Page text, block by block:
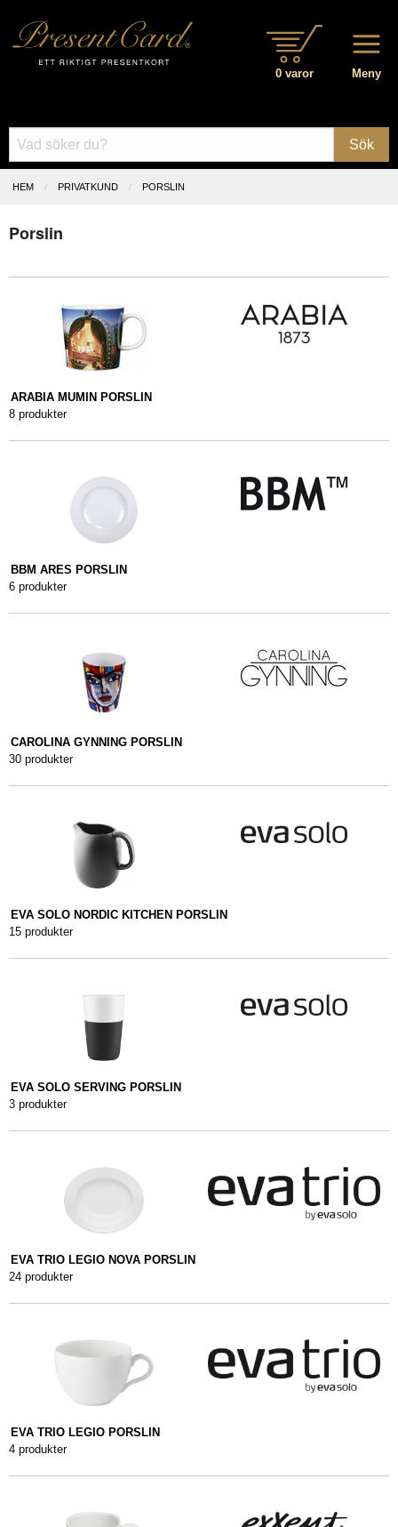
Meny
0 varor
Sök
HEM PRIVATKUND PORSLIN
Porslin
ARABIA MUMIN PORSLIN
8 produkter
BBM ARES PORSLIN
6 produkter
CAROLINA GYNNING PORSLIN
30 produkter
EVA SOLO NORDIC KITCHEN PORSLIN
15 produkter
EVA SOLO SERVING PORSLIN
3 produkter
EVA TRIO LEGIO NOVA PORSLIN
24 produkter
EVA TRIO LEGIO PORSLIN
4 produkter